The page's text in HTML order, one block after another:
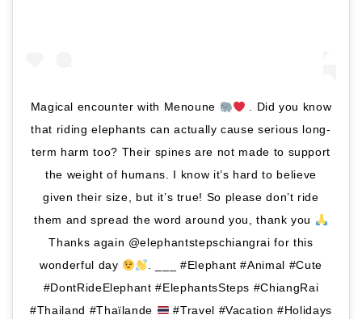
Magical encounter with Menoune
. Did you know
that riding elephants can actually cause serious long-
term harm too? Their spines are not made to support
the weight of humans. I know it’s hard to believe
given their size, but it’s true! So please don’t ride
them and spread the word around you, thank you
Thanks again @elephantstepschiangrai for this
wonderful day
. ___ #Elephant #Animal #Cute
#DontRideElephant #ElephantsSteps #ChiangRai
#Thailand #Thaïlande
#Travel #Vacation #Holidays